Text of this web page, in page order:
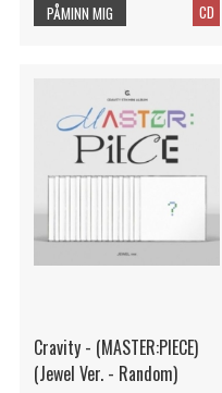
CD
PÅMINN MIG
Cravity - (MASTER:PIECE)
(Jewel Ver. - Random)